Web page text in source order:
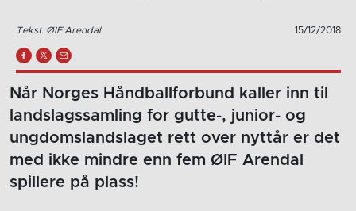
Tekst: ØIF Arendal 15/12/2018
Når Norges Håndballforbund kaller inn til
landslagssamling for gutte-, junior- og
ungdomslandslaget rett over nyttår er det
med ikke mindre enn fem ØIF Arendal
spillere på plass!